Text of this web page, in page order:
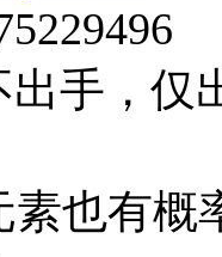
手，仅
素也有概